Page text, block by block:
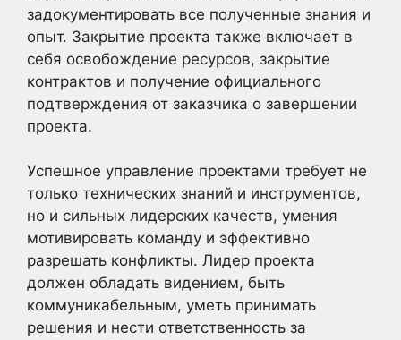
задокументировать все полученные знания и
опыт. Закрытие проекта также включает в
себя освобождение ресурсов, закрытие
контрактов и получение официального
подтверждения от заказчика о завершении
проекта.
Успешное управление проектами требует не
только технических знаний и инструментов,
но и сильных лидерских качеств, умения
мотивировать команду и эффективно
разрешать конфликты. Лидер проекта
должен обладать видением, быть
коммуникабельным, уметь принимать
решения и нести ответственность за